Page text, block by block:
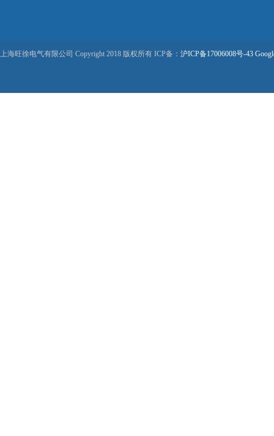
上海旺徐电气有限公司 Copyright 2018 版权所有 ICP备： 沪ICP备17006008号-43